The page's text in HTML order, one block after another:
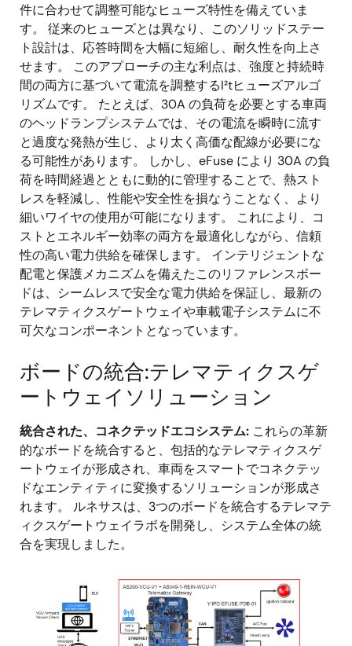
件に合わせて調整可能なヒューズ特性を備えていま
す。 従来のヒューズとは異なり、このソリッドステー
ト設計は、応答時間を大幅に短縮し、耐久性を向上さ
せます。 このアプローチの主な利点は、強度と持続時
間の両方に基づいて電流を調整するI²tヒューズアルゴ
リズムです。 たとえば、30A の負荷を必要とする車両
のヘッドランプシステムでは、その電流を瞬時に流す
と過度な発熱が生じ、より太く高価な配線が必要にな
る可能性があります。 しかし、eFuse により 30A の負
荷を時間経過とともに動的に管理することで、熱スト
レスを軽減し、性能や安全性を損なうことなく、より
細いワイヤの使用が可能になります。 これにより、コ
ストとエネルギー効率の両方を最適化しながら、信頼
性の高い電力供給を確保します。 インテリジェントな
配電と保護メカニズムを備えたこのリファレンスボー
ドは、シームレスで安全な電力供給を保証し、最新の
テレマティクスゲートウェイや車載電子システムに不
可欠なコンポーネントとなっています。
ボードの統合:テレマティクスゲ
ートウェイソリューション
統合された、コネクテッドエコシステム: これらの革新
的なボードを統合すると、包括的なテレマティクスゲ
ートウェイが形成され、車両をスマートでコネクテッ
ドなエンティティに変換するソリューションが形成さ
れます。 ルネサスは、3つのボードを統合するテレマテ
ィクスゲートウェイラボを開発し、システム全体の統
合を実現しました。